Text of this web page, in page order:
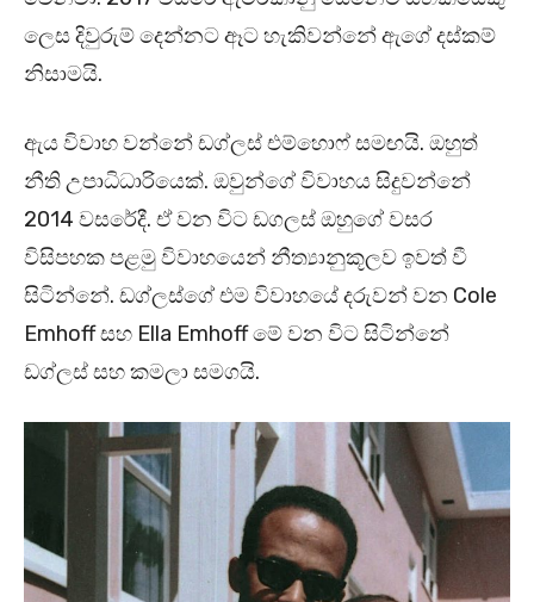
ලෙස දිවුරුම් දෙන්නට ඈට හැකිවන්නේ ඇගේ දස්කම්
නිසාමයි.
ඇය විවාහ වන්නේ ඩග්ලස් එම්හොෆ් සමඟයි. ඔහුත්
නීති උපාධිධාරියෙක්. ඔවුන්ගේ විවාහය සිදුවන්නේ
2014 වසරේදී. ඒ වන විට ඩගලස් ඔහුගේ වසර
විසිපහක පළමු විවාහයෙන් නීත්‍යානුකූලව ඉවත් වී
සිටින්නේ. ඩග්ලස්ගේ එම විවාහයේ දරුවන් වන Cole
Emhoff සහ Ella Emhoff මේ වන විට සිටින්නේ
ඩග්ලස් සහ කමලා සමගයි.